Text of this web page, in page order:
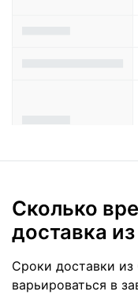
Сколько
доставка
Сроки доставки
варьироваться в